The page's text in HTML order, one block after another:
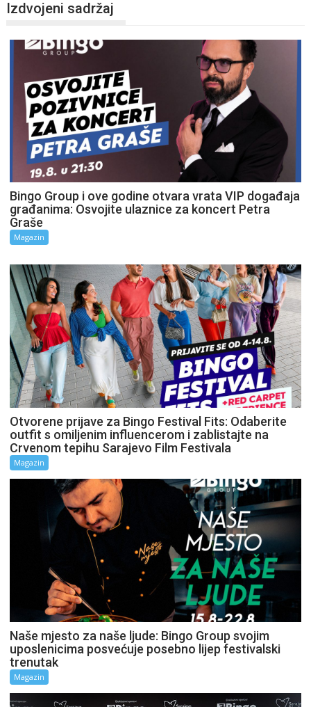
Izdvojeni sadržaj
Bingo Group i ove godine otvara vrata VIP događaja
građanima: Osvojite ulaznice za koncert Petra
Graše
Magazin
Otvorene prijave za Bingo Festival Fits: Odaberite
outfit s omiljenim influencerom i zablistajte na
Crvenom tepihu Sarajevo Film Festivala
Magazin
Naše mjesto za naše ljude: Bingo Group svojim
uposlenicima posvećuje posebno lijep festivalski
trenutak
Magazin